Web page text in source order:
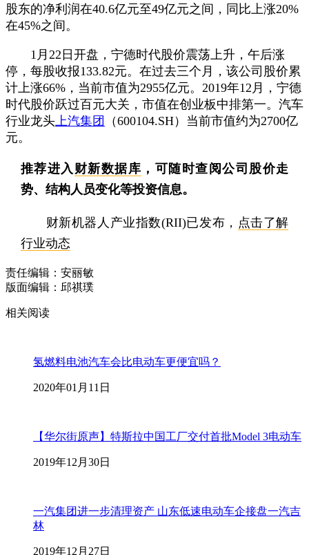
股东的净利润在40.6亿元至49亿元之间，同比上涨20%
在45%之间。
1月22日开盘，宁德时代股价震荡上升，午后涨
停，每股收报133.82元。在过去三个月，该公司股价累
计上涨66%，当前市值为2955亿元。2019年12月，宁德
时代股价跃过百元大关，市值在创业板中排第一。汽车
行业龙头 上汽集团
（600104.SH）当前市值约为2700亿
元。
推荐进入 财新数据库 ，可随时查阅公司股价走
势、结构人员变化等投资信息。
财新机器人产业指数(RII)已发布， 点击了解
行业动态
责任编辑：安丽敏
版面编辑：邱祺璞
相关阅读
氢燃料电池汽车会比电动车更便宜吗？
2020年01月11日
【华尔街原声】特斯拉中国工厂交付首批Model 3电动车
2019年12月30日
一汽集团进一步清理资产 山东低速电动车企接盘一汽吉
林
2019年12月27日